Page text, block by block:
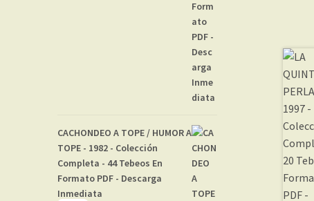
CACHONDEO A TOPE / HUMOR A
TOPE - 1982 - Colección
Completa - 44 Tebeos En
Formato PDF - Descarga
Inmediata